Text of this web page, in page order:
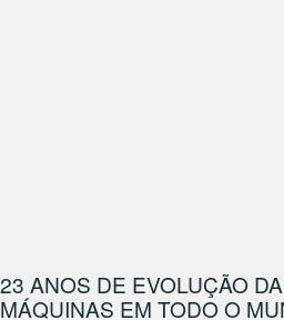
23 ANOS DE EVOLUÇÃO
MÁQUINAS EM TODO O